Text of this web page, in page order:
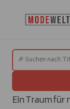
Ein Traum für